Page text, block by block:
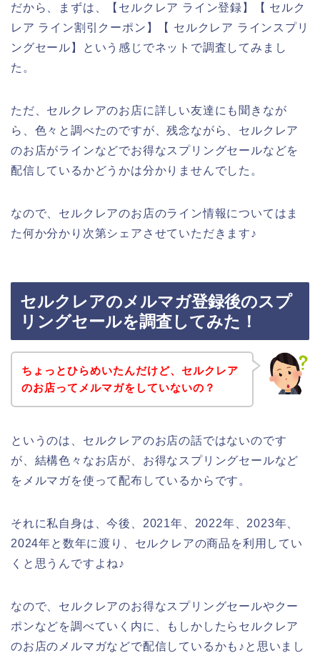
だから、まずは、【セルクレア ライン登録】【 セルク
レア ライン割引クーポン】【 セルクレア ラインスプリ
ングセール】という感じでネットで調査してみまし
た。
ただ、セルクレアのお店に詳しい友達にも聞きなが
ら、色々と調べたのですが、残念ながら、セルクレア
のお店がラインなどでお得なスプリングセールなどを
配信しているかどうかは分かりませんでした。
なので、セルクレアのお店のライン情報についてはま
た何か分かり次第シェアさせていただきます♪
セルクレアのメルマガ登録後のスプ
リングセールを調査してみた！
ちょっとひらめいたんだけど、セルクレア
のお店ってメルマガをしていないの？
というのは、セルクレアのお店の話ではないのです
が、結構色々なお店が、お得なスプリングセールなど
をメルマガを使って配布しているからです。
それに私自身は、今後、2021年、2022年、2023年、
2024年と数年に渡り、セルクレアの商品を利用してい
くと思うんですよね♪
なので、セルクレアのお得なスプリングセールやクー
ポンなどを調べていく内に、もしかしたらセルクレア
のお店のメルマガなどで配信しているかも♪と思いまし